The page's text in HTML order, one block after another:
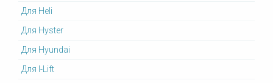
Для Heli
Для Hyster
Для Hyundai
Для I-Lift